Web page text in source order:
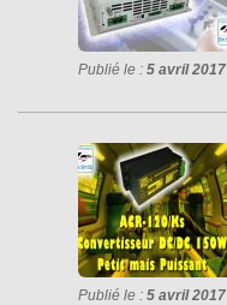
Publié le : 5 avril 2017
Publié le : 5 avril 2017